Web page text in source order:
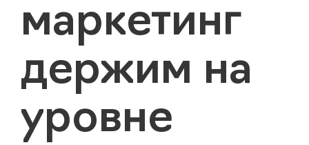
маркетинг
держим на
уровне